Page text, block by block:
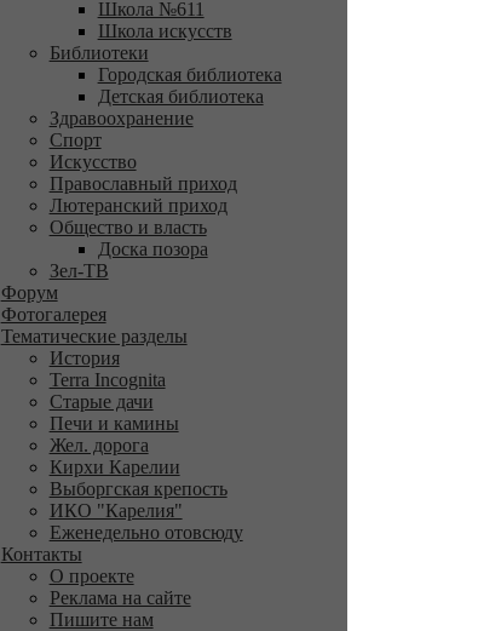
Школа №611
Школа искусств
Библиотеки
Городская библиотека
Детская библиотека
Здравоохранение
Спорт
Искусство
Православный приход
Лютеранский приход
Общество и власть
Доска позора
Зел-ТВ
Форум
Фотогалерея
Тематические разделы
История
Terra Incognita
Старые дачи
Печи и камины
Жел. дорога
Кирхи Карелии
Выборгская крепость
ИКО "Карелия"
Еженедельно отовсюду
Контакты
О проекте
Реклама на сайте
Пишите нам